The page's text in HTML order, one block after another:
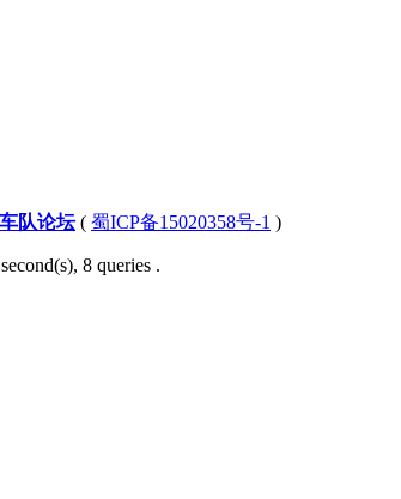
队论坛( 蜀ICP备15020358号-1 )
8 queries .